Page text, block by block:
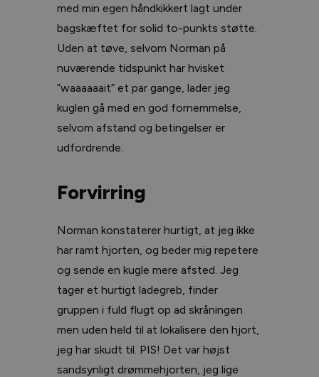
med min egen håndkikkert lagt under
bagskæftet for solid to-punkts støtte.
Uden at tøve, selvom Norman på
nuværende tidspunkt har hvisket
”waaaaaait” et par gange, lader jeg
kuglen gå med en god fornemmelse,
selvom afstand og betingelser er
udfordrende.
Forvirring
Norman konstaterer hurtigt, at jeg ikke
har ramt hjorten, og beder mig repetere
og sende en kugle mere afsted. Jeg
tager et hurtigt ladegreb, finder
gruppen i fuld flugt op ad skråningen
men uden held til at lokalisere den hjort,
jeg har skudt til. PIS! Det var højst
sandsynligt drømmehjorten, jeg lige